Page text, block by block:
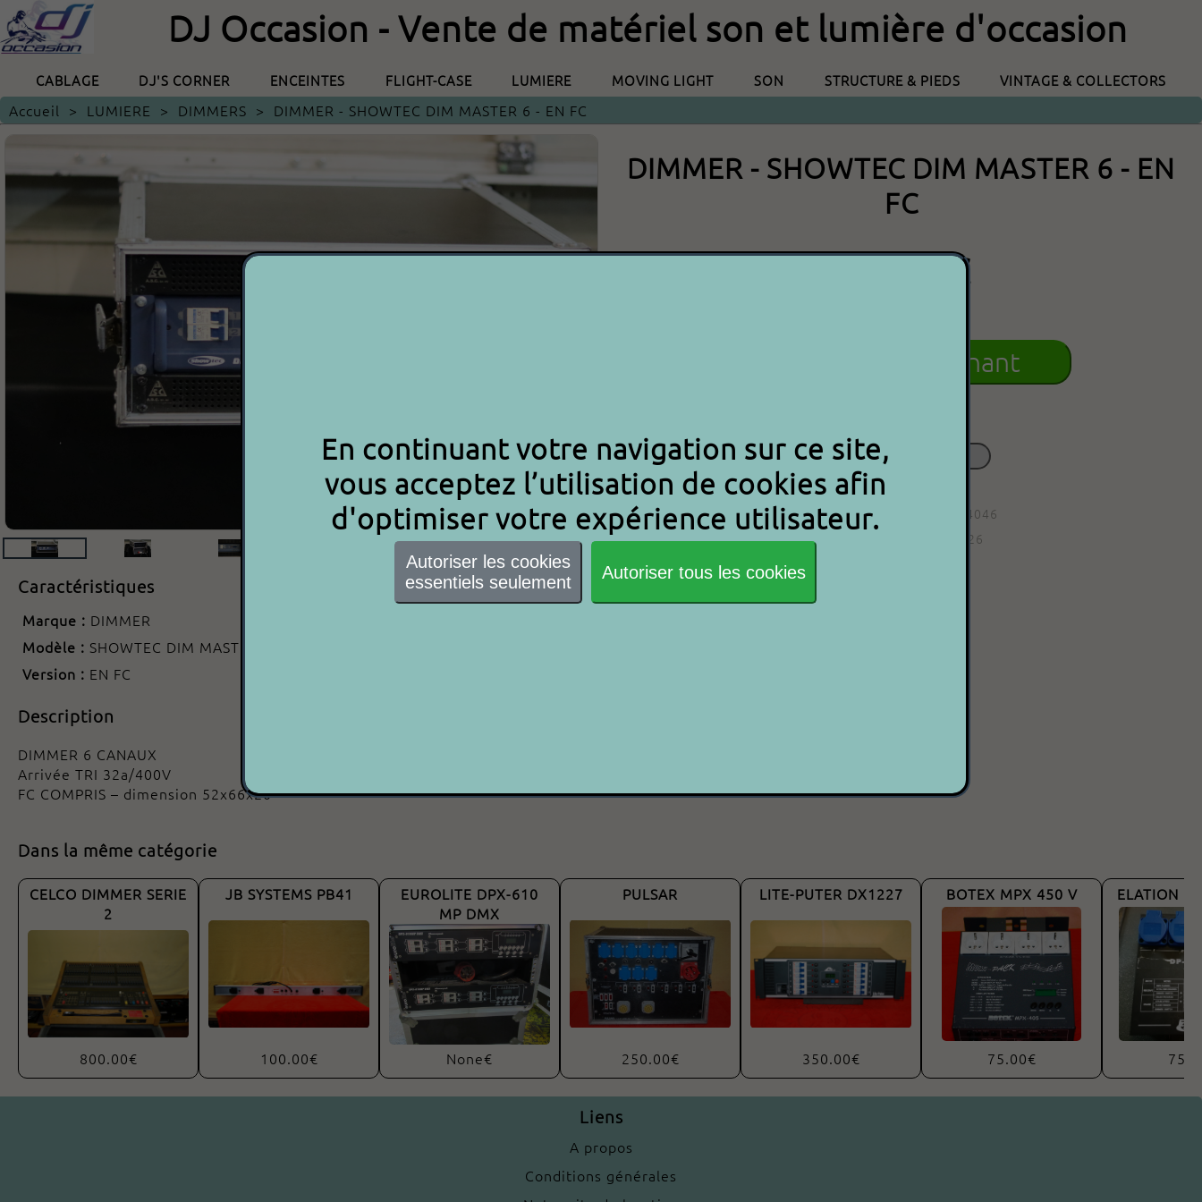
DJ Occasion - Vente de matériel son et lumière d'occasion
CABLAGE DJ'S CORNER ENCEINTES FLIGHT-CASE LUMIERE MOVING LIGHT SON STRUCTURE & PIEDS VINTAGE & COLLECTORS
Accueil > LUMIERE > DIMMERS > DIMMER - SHOWTEC DIM MASTER 6 - EN FC
DIMMER - SHOWTEC DIM MASTER 6 - EN
FC
300.00€
Acheter maintenant
Contactez-nous
Code article : 9000000014046
Date d'ajout : 06/02/2026
Description
DIMMER 6 CANAUX
Arrivée TRI 32a/400V
FC COMPRIS – dimension 52x66x20
Caractéristiques
Marque : DIMMER
Modèle : SHOWTEC DIM MASTER 6
Version : EN FC
Dans la même catégorie
CELCO DIMMER SERIE
2
800.00€
JB SYSTEMS PB41
100.00€
EUROLITE DPX-610
MP DMX
None€
PULSAR
250.00€
LITE-PUTER DX1227
350.00€
BOTEX MPX 450 V
75.00€
ELATION
En continuant votre navigation sur ce site,
vous acceptez l’utilisation de cookies afin
d'optimiser votre expérience utilisateur.
Autoriser les cookies
essentiels seulement
Autoriser tous les cookies
Liens
A propos
Conditions générales